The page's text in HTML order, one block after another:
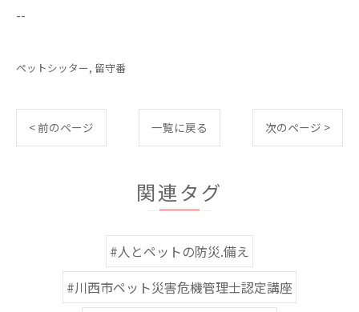
--
ペットシッター 留守番
< 前のページ 一覧に戻る 次のページ >
関連タグ
#人とペットの防災.備え
#川西市ペット災害危機管理士認定講座